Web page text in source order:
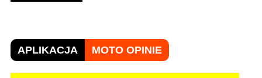
APLIKACJA MOTO OPINIE